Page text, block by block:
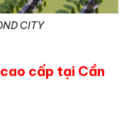
CITY
cấp tại Cần